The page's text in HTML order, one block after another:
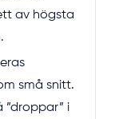
av högsta
små snitt.
”droppar” i